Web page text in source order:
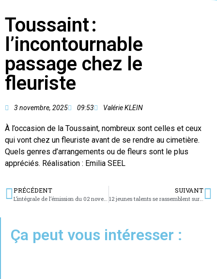
Toussaint :
l’incontournable
passage chez le
fleuriste
3 novembre, 2025 09:53 Valérie KLEIN
À l’occasion de la Toussaint, nombreux sont celles et ceux
qui vont chez un fleuriste avant de se rendre au cimetière.
Quels genres d’arrangements ou de fleurs sont le plus
appréciés. Réalisation : Emilia SEEL
PRÉCÉDENT
L’intégrale de l’émission du 02 novembre 2025
SUIVANT
12 jeunes talents se rassemblent sur scène pour Clémence
Ça peut vous intéresser :